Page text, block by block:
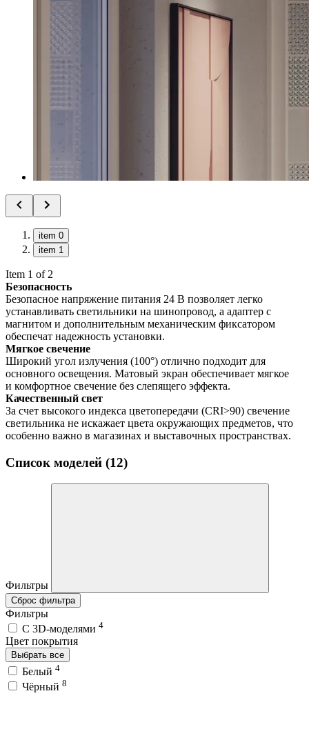
item 0
item 1
Item 1 of 2
Безопасность
Безопасное напряжение питания 24 В позволяет легко
устанавливать светильники на шинопровод, а адаптер с
магнитом и дополнительным механическим фиксатором
обеспечат надежность установки.
Мягкое свечение
Широкий угол излучения (100°) отлично подходит для
основного освещения. Матовый экран обеспечивает мягкое
и комфортное свечение без слепящего эффекта.
Качественный свет
За счет высокого индекса цветопередачи (CRI>90) свечение
светильника не искажает цвета окружающих предметов, что
особенно важно в магазинах и выставочных пространствах.
Список моделей (12)
Фильтры
Сброс фильтра
Фильтры
C 3D-моделями 4
Цвет покрытия
Выбрать все
Белый 4
Чёрный 8